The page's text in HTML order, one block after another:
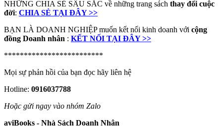
NHỮNG CHIA SẺ SÂU SẮC về những trang sách thay đổi cuộc
đời: CHIA SẺ TẠI ĐÂY >>
BẠN LÀ DOANH NGHIỆP muốn kết nối kinh doanh với cộng
đồng Doanh nhân : KẾT NỐI TẠI ĐÂY >>
*************************
Mọi sự phản hồi của bạn đọc hãy liên hệ
Hotline: 0916037788
Hoặc gửi ngay vào nhóm Zalo
aviBooks - Nhà Sách Doanh Nhân